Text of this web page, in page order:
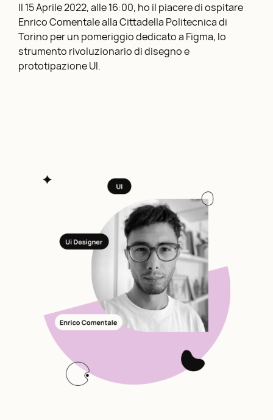
Il 15 Aprile 2022, alle 16:00, ho il piacere di ospitare
Enrico Comentale alla Cittadella Politecnica di
Torino per un pomeriggio dedicato a Figma, lo
strumento rivoluzionario di disegno e
prototipazione UI.